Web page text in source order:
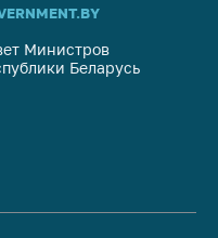
Министров
Беларусь